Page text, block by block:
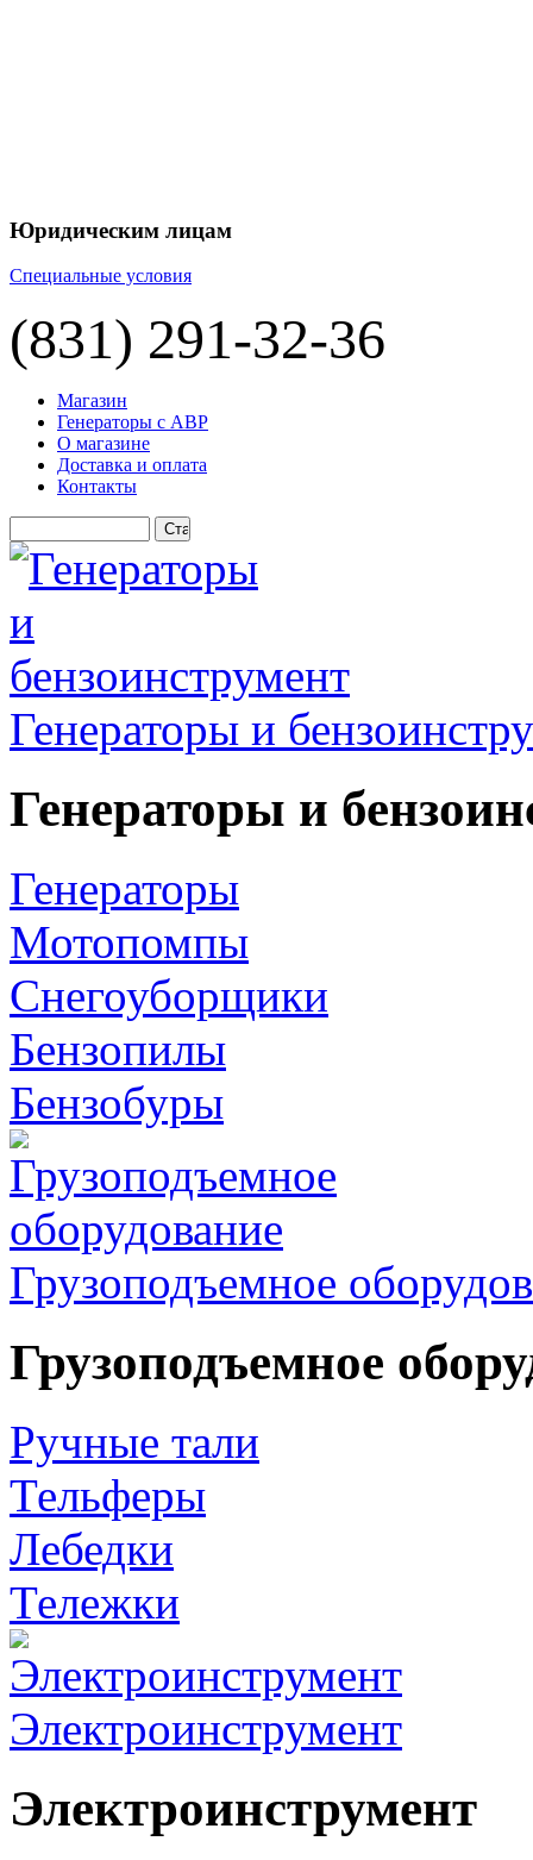
Юридическим лицам
Специальные условия
(831) 291-32-36
Магазин
Генераторы с АВР
О магазине
Доставка и оплата
Контакты
Генераторы и
Генераторы и
Генераторы
Мотопомпы
Снегоуборщики
Бензопилы
Бензобуры
Грузоподъемное
Грузоподъемное
Ручные тали
Тельферы
Лебедки
Тележки
Электроинструмент
Электроинструмент